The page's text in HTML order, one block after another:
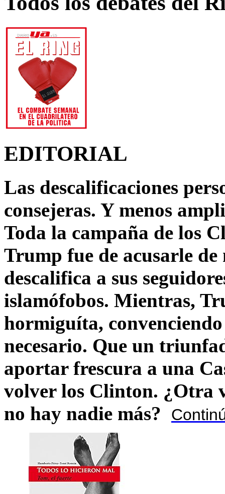
EDITORIAL
Las descalificaciones
consejeras. Y menos
Toda la campaña de los
Trump fue de acusarle
descalifica a sus
islamófobos. Mientras,
hormiguíta,
necesario. Que un
aportar frescura a una
volver los Clinton. ¿Otra
no hay nadie más?